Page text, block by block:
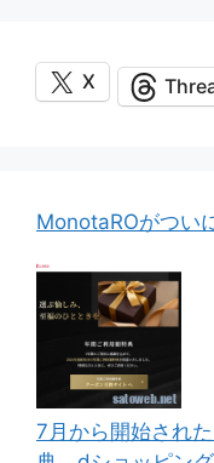
X
MonotaROがつい
7月から開始され